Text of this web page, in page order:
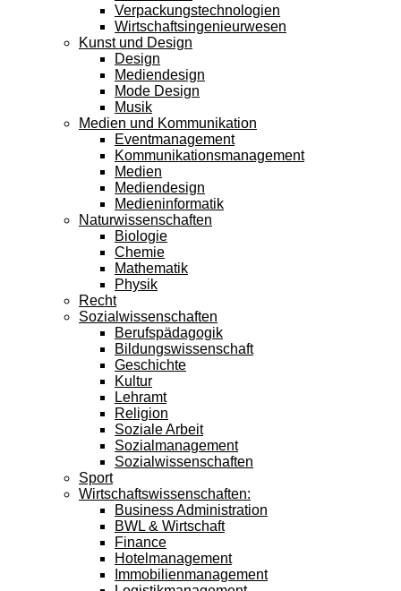
Verpackungstechnologien
Wirtschaftsingenieurwesen
Kunst und Design
Design
Mediendesign
Mode Design
Musik
Medien und Kommunikation
Eventmanagement
Kommunikationsmanagement
Medien
Mediendesign
Medieninformatik
Naturwissenschaften
Biologie
Chemie
Mathematik
Physik
Recht
Sozialwissenschaften
Berufspädagogik
Bildungswissenschaft
Geschichte
Kultur
Lehramt
Religion
Soziale Arbeit
Sozialmanagement
Sozialwissenschaften
Sport
Wirtschaftswissenschaften:
Business Administration
BWL & Wirtschaft
Finance
Hotelmanagement
Immobilienmanagement